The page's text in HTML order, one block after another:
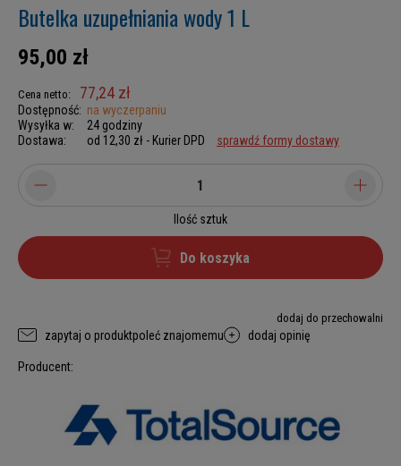
Butelka uzupełniania wody 1 L
95,00 zł
Cena netto: 77,24 zł
Dostępność: na wyczerpaniu
Wysyłka w:
24 godziny
Dostawa:
od 12,30 zł - Kurier DPD sprawdź formy dostawy
Ilość sztuk
Do koszyka
dodaj do przechowalni
zapytaj o produktpoleć znajomemu dodaj opinię
Producent: